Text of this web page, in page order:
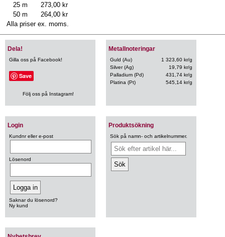
25 m
273,00 kr
50 m
264,00 kr
Alla priser ex. moms.
Metallnoteringar
Guld (Au)
1 323,60 kr/g
Silver (Ag)
19,79 kr/g
Palladium (Pd)
431,74 kr/g
Platina (Pt)
545,14 kr/g
Login
Kundnr eller e-post
Lösenord
Saknar du lösenord?
Ny kund
Produktsökning
Sök på namn- och artikelnummer.
Dela!
Gilla oss på Facebook!
Save
Följ oss på Instagram!